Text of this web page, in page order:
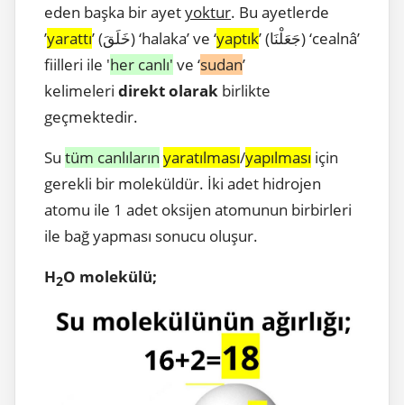
eden başka bir ayetyoktur. Bu ayetlerde
’yarattı ’ (خَلَقَ) ‘halaka’ ve ‘yaptık’ (جَعَلْنَا) ‘cealnâ’
fiilleri ile 'her canlı' ve ‘sudan’
kelimeleri direkt olarak birlikte
geçmektedir.
Su tüm canlıların yaratılması/yapılması için
gerekli bir moleküldür. İki adet hidrojen
atomu ile 1 adet oksijen atomunun birbirleri
ile bağ yapması sonucu oluşur.
H2O molekülü;